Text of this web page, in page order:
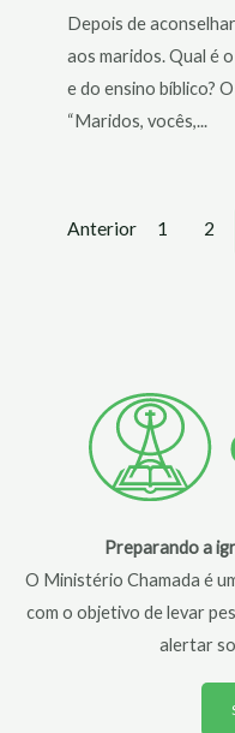
Depois de
aos maridos. Qual é
e do ensino bíblico?
“Maridos, vocês,...
Anterior 1 2
Preparando a
O Ministério Chamada é
com o objetivo de levar
alertar